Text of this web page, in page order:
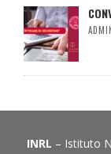
INRL – Istituto